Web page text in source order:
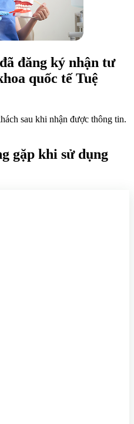
đăng ký nhận tư
quốc tế Tuệ
sau khi nhận được thông tin.
gặp khi sử dụng